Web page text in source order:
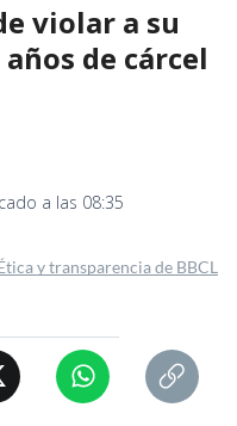
violar a su
de cárcel
a las 08:35
y transparencia de BBCL